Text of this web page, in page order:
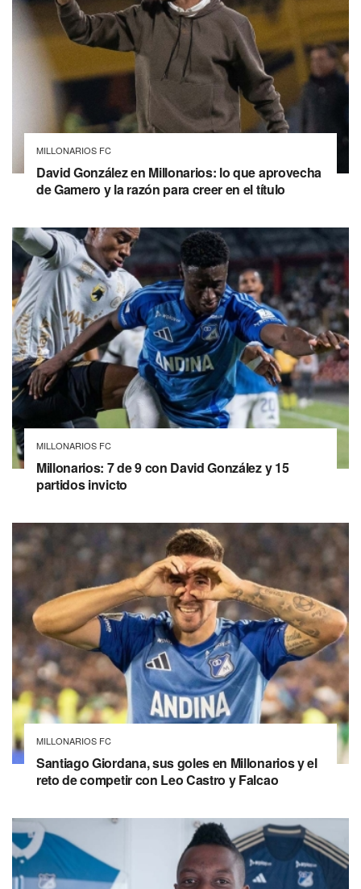
MILLONARIOS FC
David González en Millonarios: lo que aprovecha
de Gamero y la razón para creer en el título
MILLONARIOS FC
Millonarios: 7 de 9 con David González y 15
partidos invicto
MILLONARIOS FC
Santiago Giordana, sus goles en Millonarios y el
reto de competir con Leo Castro y Falcao